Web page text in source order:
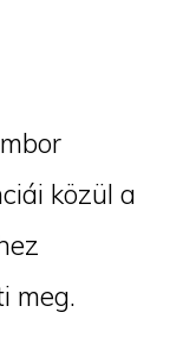
közül a
meg.